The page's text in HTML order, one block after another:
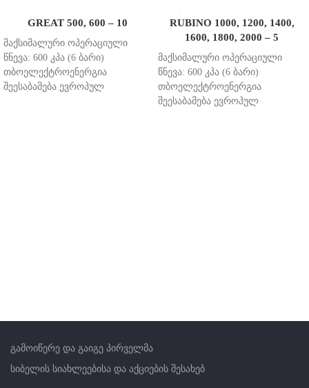
GREAT 500, 600 – 10
მაქსიმალური ოპერაციული
წნევა: 600 კპა (6 ბარი)
თბოელექტროენერგია
შეესაბამება ევროპულ
RUBINO 1000, 1200, 1400,
1600, 1800, 2000 – 5
მაქსიმალური ოპერაციული
წნევა: 600 კპა (6 ბარი)
თბოელექტროენერგია
შეესაბამება ევროპულ
გამოიწერე და გაიგე პირველმა
სიბელის სიახლეებისა და აქციების შესახებ